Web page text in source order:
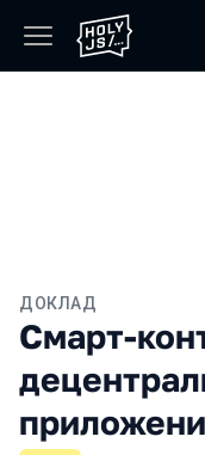
ДОКЛАД
Смарт-